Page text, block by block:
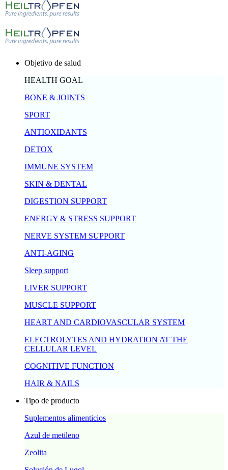
Objetivo de salud
HEALTH GOAL
BONE & JOINTS
SPORT
ANTIOXIDANTS
DETOX
IMMUNE SYSTEM
SKIN & DENTAL
DIGESTION SUPPORT
ENERGY & STRESS SUPPORT
NERVE SYSTEM SUPPORT
ANTI-AGING
Sleep support
LIVER SUPPORT
MUSCLE SUPPORT
HEART AND CARDIOVASCULAR SYSTEM
ELECTROLYTES AND HYDRATION AT THE
CELLULAR LEVEL
COGNITIVE FUNCTION
HAIR & NAILS
Tipo de producto
Suplementos alimenticios
Azul de metileno
Zeolita